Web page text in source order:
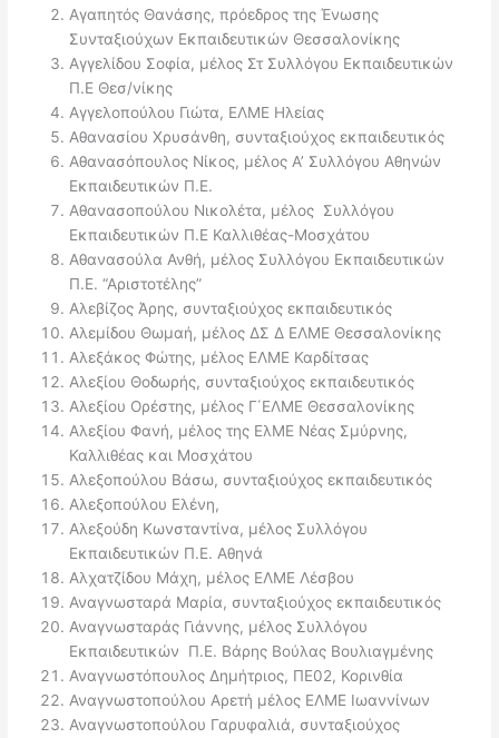
Αγαπητός Θανάσης, πρόεδρος της Ένωσης
Συνταξιούχων Εκπαιδευτικών Θεσσαλονίκης
Αγγελίδου Σοφία, μέλος Στ Συλλόγου Εκπαιδευτικών
Π.Ε Θεσ/νίκης
Αγγελοπούλου Γιώτα, ΕΛΜΕ Ηλείας
Αθανασίου Χρυσάνθη, συνταξιούχος εκπαιδευτικός
Αθανασόπουλος Νίκος, μέλος Α’ Συλλόγου Αθηνών
Εκπαιδευτικών Π.Ε.
Αθανασοπούλου Νικολέτα, μέλος Συλλόγου
Εκπαιδευτικών Π.Ε Καλλιθέας-Μοσχάτου
Αθανασούλα Ανθή, μέλος Συλλόγου Εκπαιδευτικών
Π.Ε. “Αριστοτέλης”
Αλεβίζος Άρης, συνταξιούχος εκπαιδευτικός
Αλεμίδου Θωμαή, μέλος ΔΣ Δ ΕΛΜΕ Θεσσαλονίκης
Αλεξάκος Φώτης, μέλος ΕΛΜΕ Καρδίτσας
Αλεξίου Θοδωρής, συνταξιούχος εκπαιδευτικός
Αλεξίου Ορέστης, μέλος Γ΄ΕΛΜΕ Θεσσαλονίκης
Αλεξίου Φανή, μέλος της ΕλΜΕ Νέας Σμύρνης,
Καλλιθέας και Μοσχάτου
Αλεξοπούλου Βάσω, συνταξιούχος εκπαιδευτικός
Αλεξοπούλου Ελένη,
Αλεξούδη Κωνσταντίνα, μέλος Συλλόγου
Εκπαιδευτικών Π.Ε. Αθηνά
Αλχατζίδου Μάχη, μέλος ΕΛΜΕ Λέσβου
Αναγνωσταρά Μαρία, συνταξιούχος εκπαιδευτικός
Αναγνωσταράς Γιάννης, μέλος Συλλόγου
Εκπαιδευτικών Π.Ε. Βάρης Βούλας Βουλιαγμένης
Αναγνωστόπουλος Δημήτριος, ΠΕ02, Κορινθία
Αναγνωστοπούλου Αρετή μέλος ΕΛΜΕ Ιωαννίνων
Αναγνωστοπούλου Γαρυφαλιά, συνταξιούχος